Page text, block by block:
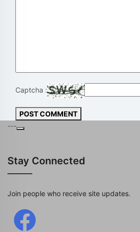
Captcha :
POST COMMENT
---
Stay Connected
Join people who receive site updates.